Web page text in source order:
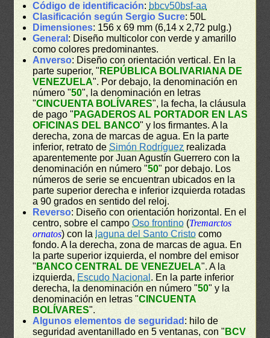
Código de identificación: bbcv50bsf-aa
Clasificación según Sergio Sucre: 50L
Dimensiones: 156 x 69 mm (6,14 x 2,72 pulg.)
General : Diseño multicolor con verde y amarillo
como colores predominantes.
Anverso: Diseño con orientación vertical. En la
parte superior, " REPÚBLICA BOLIVARIANA DE
VENEZUELA". Por debajo, la denominación en
número "50", la denominación en letras
"CINCUENTA BOLÍVARES", la fecha, la cláusula
de pago " PAGADEROS AL PORTADOR EN LAS
OFICINAS DEL BANCO" y los firmantes. A la
derecha, zona de marcas de agua. En la parte
inferior, retrato deSimón Rodríguez realizada
aparentemente por Juan Agustín Guerrero con la
denominación en número "50" por debajo. Los
números de serie se encuentran ubicados en la
parte superior derecha e inferior izquierda rotadas
a 90 grados en sentido del reloj.
Reverso: Diseño con orientación horizontal. En el
centro, sobre el campoOso frontino (Tremarctos
ornatos) con la laguna del Santo Cristo como
fondo. A la derecha, zona de marcas de agua. En
la parte superior izquierda, el nombre del emisor
" BANCO CENTRAL DE VENEZUELA". A la
izquierda, Escudo Nacional . En la parte inferior
derecha, la denominación en número "50" y la
denominación en letras "CINCUENTA
BOLÍVARES".
Algunos elementos de seguridad : hilo de
seguridad aventanillado en 5 ventanas, con " BCV